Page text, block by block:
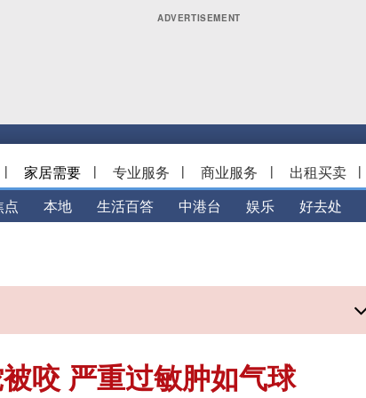
| 家居需要 | 专业服务 | 商业服务 | 出租买卖 |
点 本地 生活百答 中港台 娱乐 好去处
咬 严重过敏肿如气球